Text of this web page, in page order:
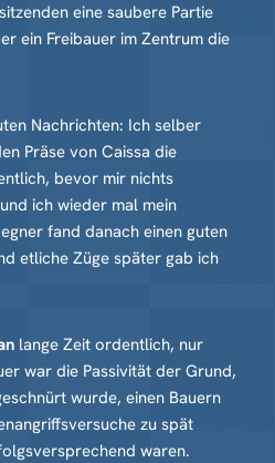
eine saubere Partie
ein Freibauer im Zentrum die
Nachrichten: Ich selber
Präse von Caissa die
bevor mir nichts
ich wieder mal mein
fand danach einen guten
etliche Züge später gab ich
lange Zeit ordentlich, nur
war die Passivität der Grund,
wurde, einen Bauern
zu spät
waren.